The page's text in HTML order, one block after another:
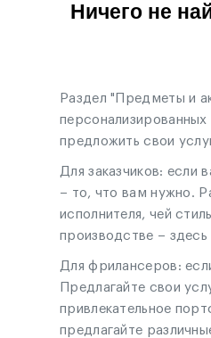
Ничего не
Раздел "Предметы и
предложить свои
Для заказчиков: если
– то, что вам нужно.
исполнителя, чей
производстве –
Для фрилансеров:
Предлагайте свои
привлекательное
предлагайте